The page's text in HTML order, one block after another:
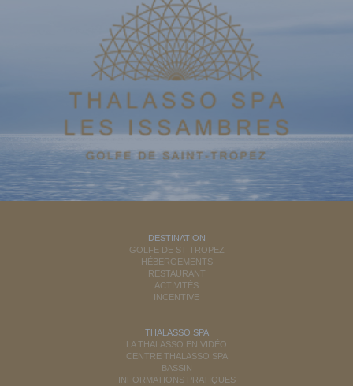
DESTINATION
GOLFE DE ST TROPEZ
HÉBERGEMENTS
RESTAURANT
ACTIVITÉS
INCENTIVE
THALASSO SPA
LA THALASSO EN VIDÉO
CENTRE THALASSO SPA
BASSIN
INFORMATIONS PRATIQUES